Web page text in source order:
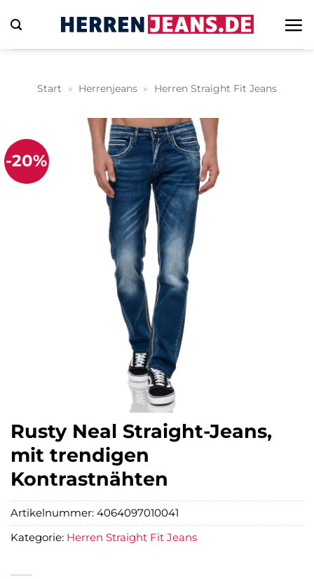
Inhalt
springen
Start » Herrenjeans » Herren Straight Fit Jeans
-20%
Rusty Neal Straight-Jeans,
mit trendigen
Kontrastnähten
Artikelnummer: 4064097010041
Kategorie: Herren Straight Fit Jeans